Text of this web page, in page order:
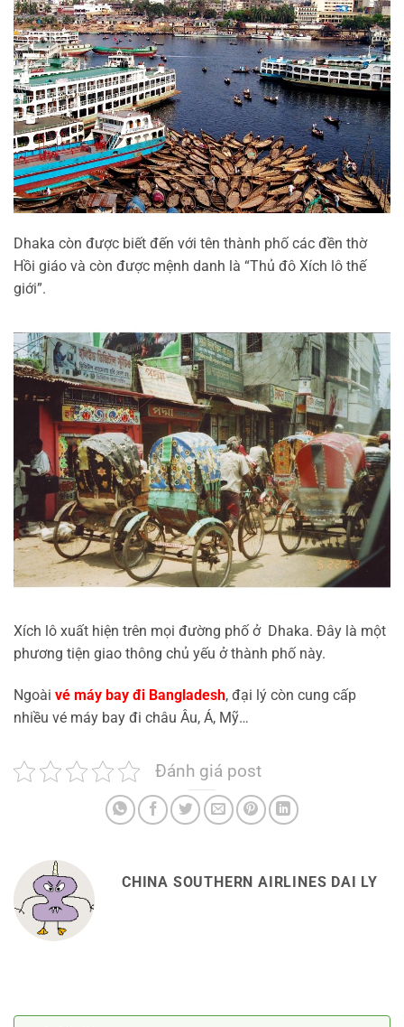
Dhaka còn được biết đến với tên thành phố các đền thờ
Hồi giáo và còn được mệnh danh là “Thủ đô Xích lô thế
giới”.
Xích lô xuất hiện trên mọi đường phố ở Dhaka. Đây là một
phương tiện giao thông chủ yếu ở thành phố này.
Ngoài vé máy bay đi Bangladesh, đại lý còn cung cấp
nhiều vé máy bay đi châu Âu, Á, Mỹ…
Đánh giá post
CHINA SOUTHERN AIRLINES DAI LY